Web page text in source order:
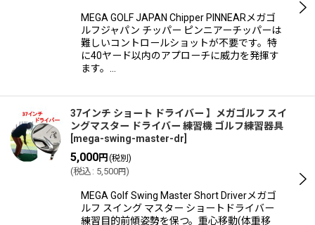
MEGA GOLF JAPAN Chipper PINNEARメガゴ
ルフジャパン チッパー ピンニアーチッパーは
難しいコントロールショットが不要です。特
に40ヤード以内のアプローチに威力を発揮す
ます。…
37インチ ショート ドライバー 】メガゴルフ スイ
ングマスター ドライバー 練習機 ゴルフ練習器具
mega-swing-master-dr
5,000円 (税別)
(税込 : 5,500円)
MEGA Golf Swing Master Short Driverメガゴ
ルフ スイング マスター ショートドライバー
練習目的前傾姿勢を保つ。重心移動(体重移